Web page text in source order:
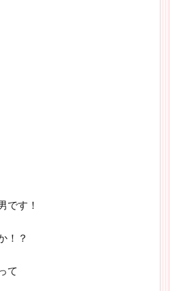
です！
！？
て